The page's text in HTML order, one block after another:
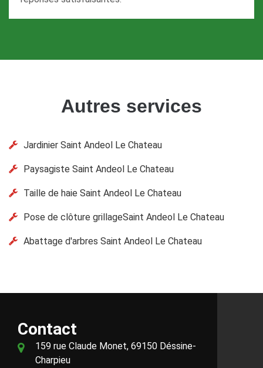
Autres services
Jardinier Saint Andeol Le Chateau
Paysagiste Saint Andeol Le Chateau
Taille de haie Saint Andeol Le Chateau
Pose de clôture grillageSaint Andeol Le Chateau
Abattage d'arbres Saint Andeol Le Chateau
Contact
159 rue Claude Monet, 69150 Déssine-
Charpieu